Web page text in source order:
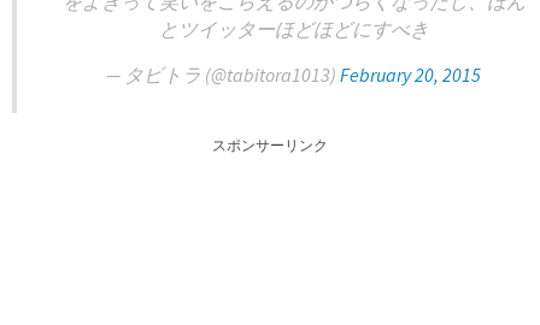
とツイッターほどほどにすべき
— タビトラ (@tabitora1013) February 20, 2015
スポンサーリンク